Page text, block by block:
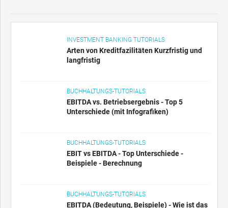
INVESTMENT BANKING TUTORIALS
Arten von Kreditfazilitäten Kurzfristig und
langfristig
BUCHHALTUNGS-TUTORIALS
EBITDA vs. Betriebsergebnis - Top 5
Unterschiede (mit Infografiken)
BUCHHALTUNGS-TUTORIALS
EBIT vs EBITDA - Top Unterschiede -
Beispiele - Berechnung
BUCHHALTUNGS-TUTORIALS
EBITDA (Bedeutung, Beispiele) - Wie ist das